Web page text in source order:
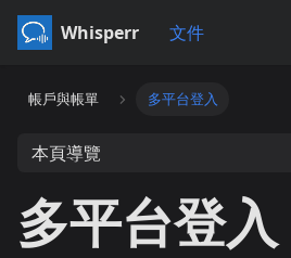
Whisperr 文件
帳戶與帳單 多平台登入
本頁導覽
多平台登入